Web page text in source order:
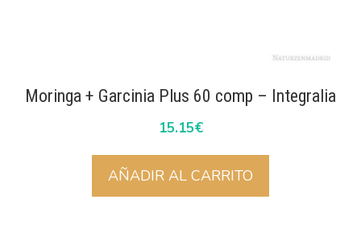
Moringa + Garcinia Plus 60 comp – Integralia
15.15€
AÑADIR AL CARRITO